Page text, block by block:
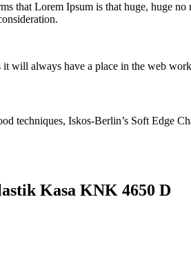
that Lorem Ipsum is that huge, huge
will always have a place in the web
techniques, Iskos-Berlin’s Soft Edge
Kasa KNK 4650 D